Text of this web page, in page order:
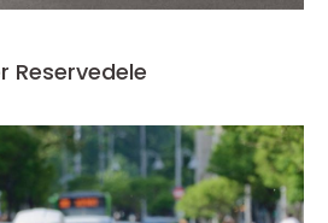
Reservedele